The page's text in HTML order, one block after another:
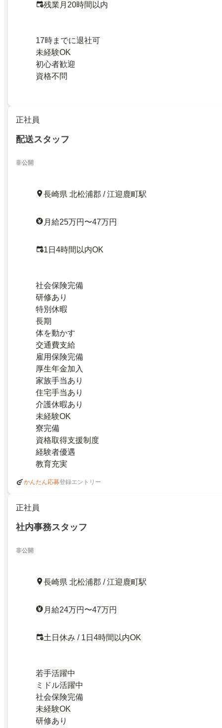
残業月20時間以内
17時までに退社可
未経験OK
初心者歓迎
資格不問
正社員
配送スタッフ
非公開
長崎県 北松浦郡 / 江迎鹿町駅
月給25万円〜47万円
1日4時間以内OK
社会保険完備
研修あり
特別休暇
長期
体を動かす
交通費支給
雇用保険完備
厚生年金加入
家族手当あり
住宅手当あり
介護休暇あり
未経験OK
寮完備
資格取得支援制度
経験者優遇
教育充実
かんたん応募登録エントリー
正社員
社内事務スタッフ
非公開
長崎県 北松浦郡 / 江迎鹿町駅
月給24万円〜47万円
土日休み / 1日4時間以内OK
若手活躍中
ミドル活躍中
社会保険完備
未経験OK
研修あり